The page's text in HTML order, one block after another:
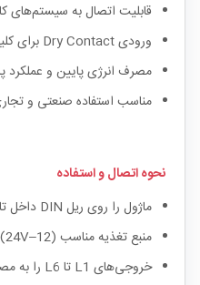
قابلیت اتصال به سیستم‌های
ورودی Dry Contact برای کلیدها و سیستم مرکزی
مصرف انرژی پایین و عملکرد
مناسب استفاده صنعتی و
نحوه اتصال و استفاده
ماژول را روی ریل DIN داخل تابلو نصب کنید.
منبع تغذیه مناسب (12–24V) را متصل نمایید.
خروجی‌های L1 تا L6 را به مصرف‌کننده‌ها وصل کنید.